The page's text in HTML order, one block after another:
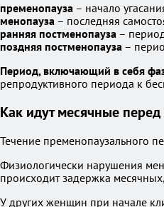
пременопауза – начало
менопауза – последняя
ранняя постменопауза –
поздняя постменопауза –
Период, включающий в себя
репродуктивного периода к
Как идут месячные
Течение пременопаузального
Физиологически нарушения
происходит задержка
У других женщин при начале